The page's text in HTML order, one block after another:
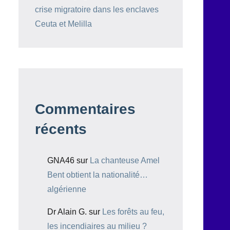
crise migratoire dans les enclaves
Ceuta et Melilla
Commentaires
récents
GNA46 sur La chanteuse Amel
Bent obtient la nationalité…
algérienne
Dr Alain G. sur Les forêts au feu,
les incendiaires au milieu ?